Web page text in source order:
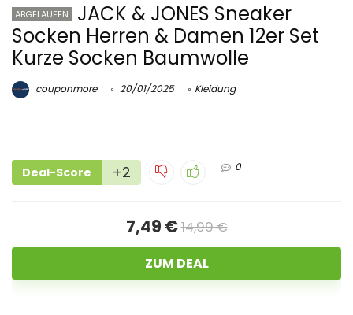
ABGELAUFEN
JACK & JONES Sneaker
Socken Herren & Damen 12er Set
Kurze Socken Baumwolle
couponmore 20/01/2025 Kleidung
Deal-Score +2 0
7,49 €14,99 €
ZUM DEAL